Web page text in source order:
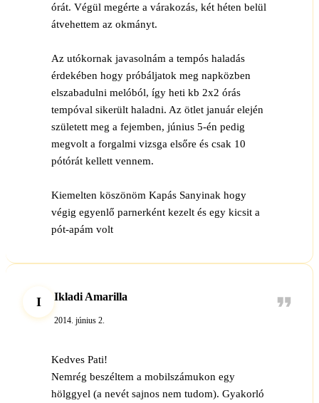
órát. Végül megérte a várakozás, két héten belül
átvehettem az okmányt.
Az utókornak javasolnám a tempós haladás
érdekében hogy próbáljatok meg napközben
elszabadulni melóból, így heti kb 2x2 órás
tempóval sikerült haladni. Az ötlet január elején
született meg a fejemben, június 5-én pedig
megvolt a forgalmi vizsga elsőre és csak 10
pótórát kellett vennem.
Kiemelten köszönöm Kapás Sanyinak hogy
végig egyenlő parnerként kezelt és egy kicsit a
pót-apám volt
I Ikladi Amarilla
2014. június 2.
Kedves Pati!
Nemrég beszéltem a mobilszámukon egy
hölggyel (a nevét sajnos nem tudom). Gyakorló